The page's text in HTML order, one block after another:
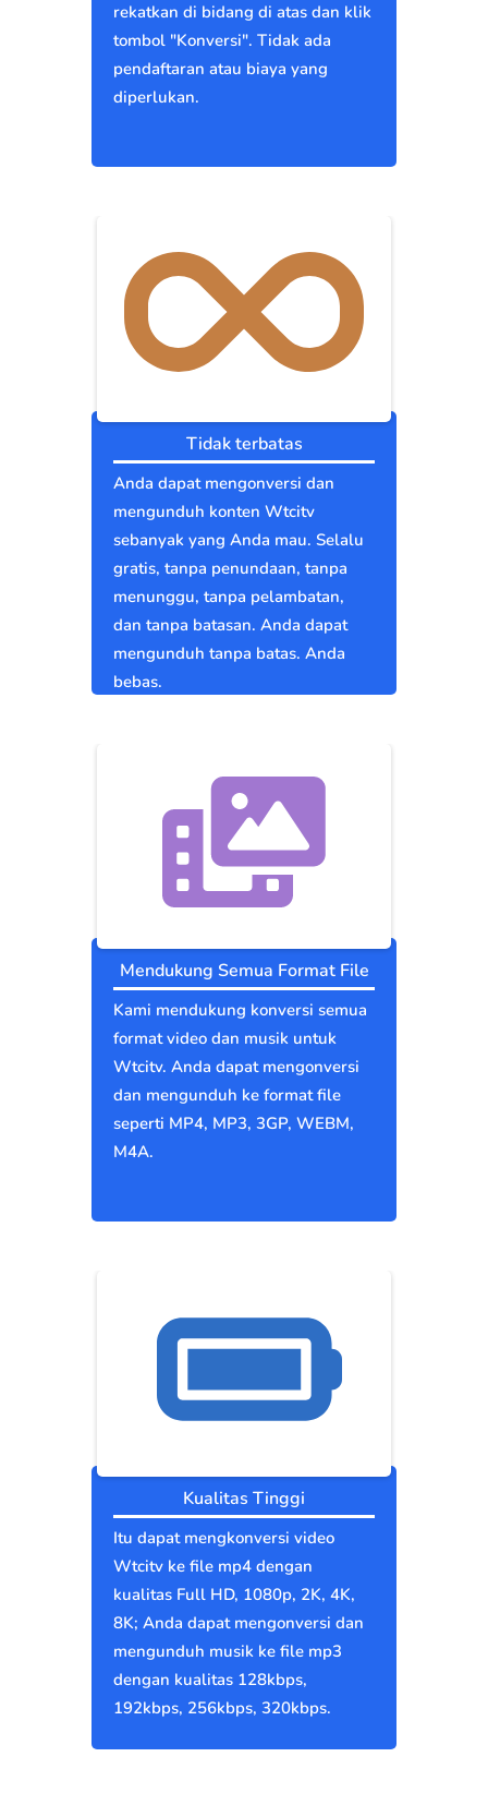
rekatkan di bidang di atas dan klik
tombol "Konversi". Tidak ada
pendaftaran atau biaya yang
diperlukan.
Tidak terbatas
Anda dapat mengonversi dan
mengunduh konten Wtcitv
sebanyak yang Anda mau. Selalu
gratis, tanpa penundaan, tanpa
menunggu, tanpa pelambatan,
dan tanpa batasan. Anda dapat
mengunduh tanpa batas. Anda
bebas.
Mendukung Semua Format File
Kami mendukung konversi semua
format video dan musik untuk
Wtcitv. Anda dapat mengonversi
dan mengunduh ke format file
seperti MP4, MP3, 3GP, WEBM,
M4A.
Kualitas Tinggi
Itu dapat mengkonversi video
Wtcitv ke file mp4 dengan
kualitas Full HD, 1080p, 2K, 4K,
8K; Anda dapat mengonversi dan
mengunduh musik ke file mp3
dengan kualitas 128kbps,
192kbps, 256kbps, 320kbps.